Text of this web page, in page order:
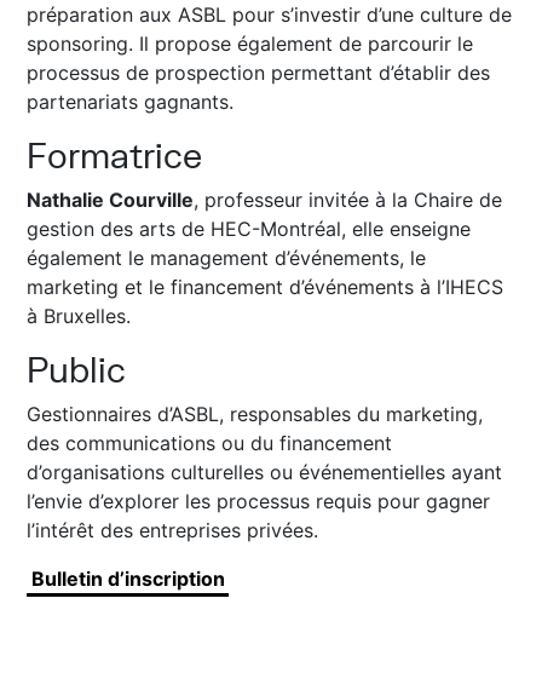
préparation aux ASBL pour s’investir d’une culture de
sponsoring. Il propose également de parcourir le
processus de prospection permettant d’établir des
partenariats gagnants.
Formatrice
Nathalie Courville, professeur invitée à la Chaire de
gestion des arts de HEC-Montréal, elle enseigne
également le management d’événements, le
marketing et le financement d’événements à l’IHECS
à Bruxelles.
Public
Gestionnaires d’ASBL, responsables du marketing,
des communications ou du financement
d’organisations culturelles ou événementielles ayant
l’envie d’explorer les processus requis pour gagner
l’intérêt des entreprises privées.
Bulletin d’inscription